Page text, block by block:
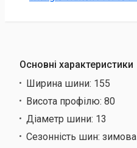
Основні характеристики
Ширина шини: 155
Висота профілю: 80
Діаметр шини: 13
Сезонність шин: зимова